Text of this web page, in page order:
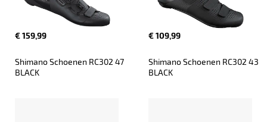
€ 159,99 € 109,99
Shimano Schoenen RC302 47
BLACK
Shimano Schoenen RC302 43
BLACK